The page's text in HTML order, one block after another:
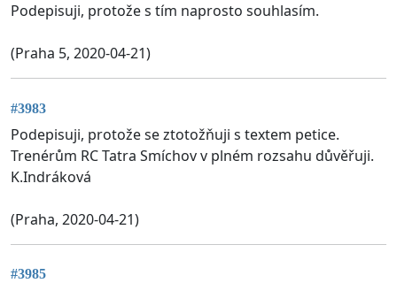
Podepisuji, protože s tím naprosto souhlasím.
(Praha 5, 2020-04-21)
#3983
Podepisuji, protože se ztotožňuji s textem petice.
Trenérům RC Tatra Smíchov v plném rozsahu důvěřuji.
K.Indráková
(Praha, 2020-04-21)
#3985